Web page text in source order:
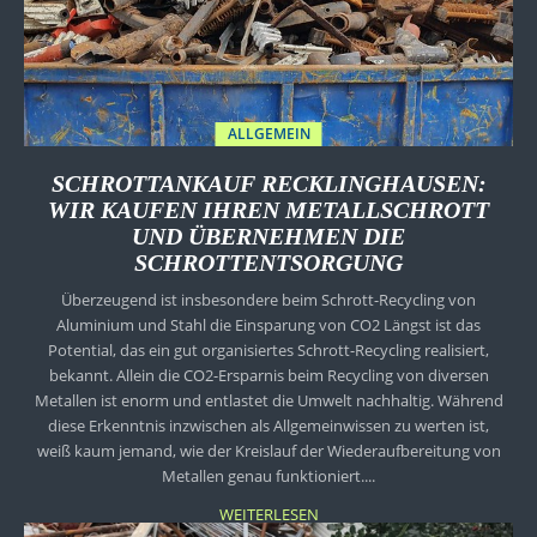
ALLGEMEIN
SCHROTTANKAUF RECKLINGHAUSEN:
WIR KAUFEN IHREN METALLSCHROTT
UND ÜBERNEHMEN DIE
SCHROTTENTSORGUNG
Überzeugend ist insbesondere beim Schrott-Recycling von
Aluminium und Stahl die Einsparung von CO2 Längst ist das
Potential, das ein gut organisiertes Schrott-Recycling realisiert,
bekannt. Allein die CO2-Ersparnis beim Recycling von diversen
Metallen ist enorm und entlastet die Umwelt nachhaltig. Während
diese Erkenntnis inzwischen als Allgemeinwissen zu werten ist,
weiß kaum jemand, wie der Kreislauf der Wiederaufbereitung von
Metallen genau funktioniert....
WEITERLESEN